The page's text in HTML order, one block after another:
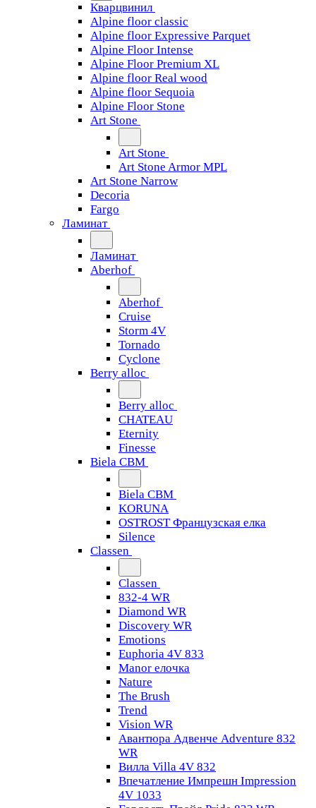
Кварцвинил
Alpine floor classic
Alpine floor Expressive Parquet
Alpine Floor Intense
Alpine Floor Premium XL
Alpine floor Real wood
Alpine floor Sequoia
Alpine Floor Stone
Art Stone
Art Stone
Art Stone Armor MPL
Art Stone Narrow
Decoria
Fargo
Ламинат
Ламинат
Aberhof
Aberhof
Cruise
Storm 4V
Tornado
Сyclone
Berry alloc
Berry alloc
CHATEAU
Eternity
Finesse
Biela CBM
Biela CBM
KORUNA
OSTROST Французская елка
Silence
Classen
Classen
832-4 WR
Diamond WR
Discovery WR
Emotions
Euphoria 4V 833
Manor елочка
Nature
The Brush
Trend
Vision WR
Авантюра Адвенче Adventure 832
WR
Вилла Villa 4V 832
Впечатление Импрешн Impression
4V 1033